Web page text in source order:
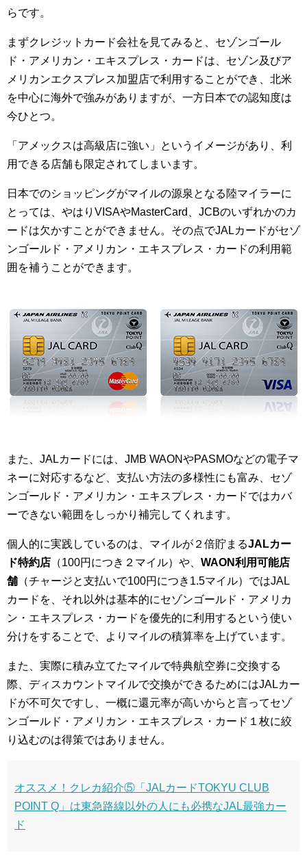
らです。
まずクレジットカード会社を見てみると、セゾンゴール
ド・アメリカン・エキスプレス・カードは、セゾン及びア
メリカンエクスプレス加盟店で利用することができ、北米
を中心に海外で強みがありますが、一方日本での認知度は
今ひとつ。
「アメックスは高級店に強い」というイメージがあり、利
用できる店舗も限定されてしまいます。
日本でのショッピングがマイルの源泉となる陸マイラーに
とっては、やはりVISAやMasterCard、JCBのいずれかのカ
ードは欠かすことができません。その点でJALカードがセゾ
ンゴールド・アメリカン・エキスプレス・カードの利用範
囲を補うことができます。
また、JALカードには、JMB WAONやPASMOなどの電子マ
ネーに対応するなど、支払い方法の多様性にも富み、セゾ
ンゴールド・アメリカン・エキスプレス・カードではカバ
ーできない範囲をしっかり補完してくれます。
個人的に実践しているのは、マイルが２倍貯まるJALカー
ド特約店 （100円につき２マイル）や、 WAON利用可能店
舗 （チャージと支払いで100円につき1.5マイル）ではJAL
カードを、それ以外は基本的にセゾンゴールド・アメリカ
ン・エキスプレス・カードを優先的に利用するという使い
分けをすることで、よりマイルの積算率を上げています。
また、実際に積み立てたマイルで特典航空券に交換する
際、ディスカウントマイルで交換ができるためにはJALカー
ドが不可欠ですし、一概に還元率が高いからと言ってセゾ
ンゴールド・アメリカン・エキスプレス・カード１枚に絞
り込むのは得策ではありません。
オススメ！クレカ紹介⑤「JALカードTOKYU CLUB
POINT Q」は東急路線以外の人にも必携なJAL最強カー
ド